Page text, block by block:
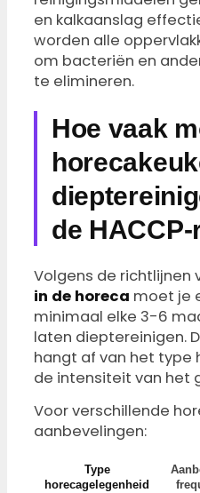
en kalkaanslag
worden alle
om bacteriën en
te elimineren.
Hoe vaak
de
Volgens de richtlijnen
in de horeca moet je
minimaal elke 3-6
laten dieptereinigen.
hangt af van het type
de intensiteit van het
Voor verschillende
aanbevelingen:
Type
horecagelegenheid